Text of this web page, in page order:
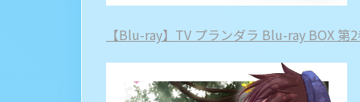
【Blu-ray】TV プランダラ Blu-ray BOX 第